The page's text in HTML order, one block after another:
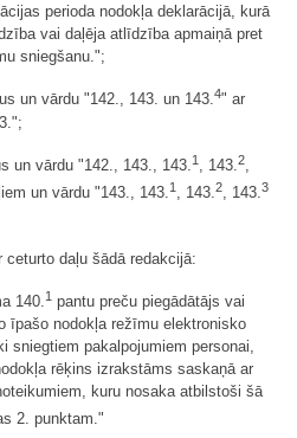
perioda nodokļa deklarācijā, kurā
vai daļēja atlīdzība apmaiņā pret
sniegšanu.";
un vārdu "142., 143. un 143.4" ar
un vārdu "142., 143., 143. 1 , 143. 2
un vārdu "143., 143.1 , 143.2, 143.3
ceturto daļu šādā redakcijā:
140. 1 pantu preču piegādātājs vai
īpašo nodokļa režīmu elektronisko
sniegtiem pakalpojumiem personai,
rēķins izrakstāms saskaņā ar
kuru nosaka atbilstoši šā
2. punktam."